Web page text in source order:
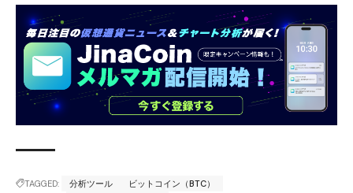
TAGGED: 分析ツール
ビットコイン（BTC）